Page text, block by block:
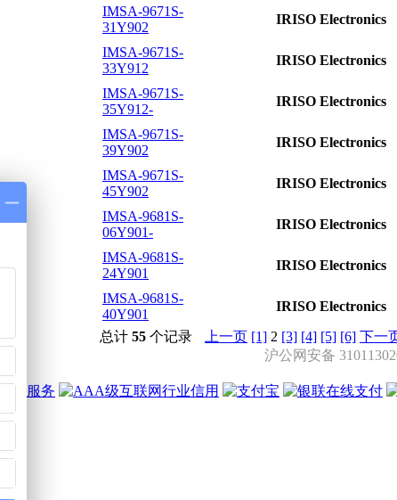
IMSA-9671S-
31Y902
IRISO Electronics
IMSA-9671S-
33Y912
IRISO Electronics
IMSA-9671S-
35Y912-
IRISO Electronics
IMSA-9671S-
39Y902
IRISO Electronics
IMSA-9671S-
45Y902
IRISO Electronics
IMSA-9681S-
06Y901-
IRISO Electronics
IMSA-9681S-
24Y901
IRISO Electronics
IMSA-9681S-
40Y901
IRISO Electronics
总计 55 个记录 上一页 [1] 2 [3] [4] [5] [6] 下一
沪公网安备